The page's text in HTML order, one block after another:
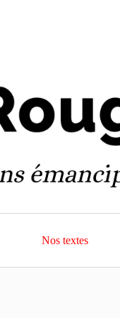
Nos textes